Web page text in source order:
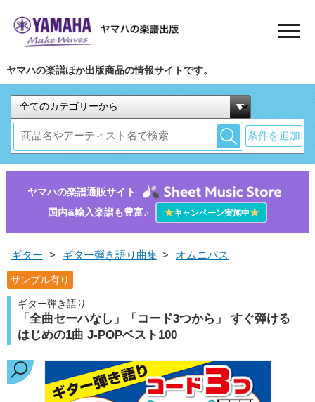
ヤマハの楽譜ほか出版商品の情報サイトです。
条件を追加
ヤマハの楽譜通販サイト
国内&輸入楽譜も豊富♪
★キャンペーン実施中★
ギター > ギター弾き語り曲集 > オムニバス
サンプル有り
ギター弾き語り
「全曲セーハなし」「コード3つから」 すぐ弾ける
はじめの1曲 J-POPベスト100